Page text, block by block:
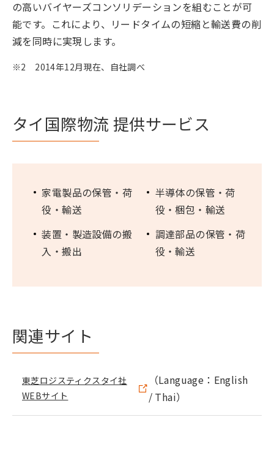
の高いバイヤーズコンソリデーションを組むことが可
能です。これにより、リードタイムの短縮と輸送費の削
減を同時に実現します。
※2 2014年12月現在、自社調べ
タイ国際物流 提供サービス
家電製品の保管・荷
役・輸送
半導体の保管・荷
役・梱包・輸送
装置・製造設備の搬
入・搬出
調達部品の保管・荷
役・輸送
関連サイト
東芝ロジスティクスタイ社
WEBサイト
（Language：English
/ Thai）